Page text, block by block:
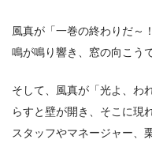
風真が「一巻の終わりだ～
鳴が鳴り響き、窓の向こう
そして、風真が「光よ、わ
らすと壁が開き、そこに現
スタッフやマネージャー、